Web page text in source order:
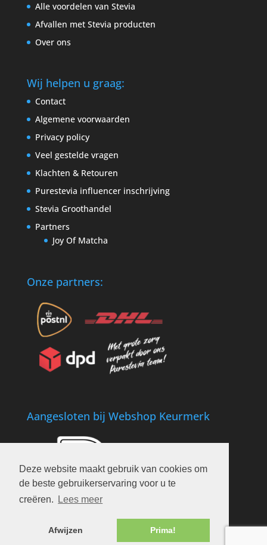
Deze website maakt gebruik van cookies om
de beste gebruikerservaring voor u te
creëren.
Lees meer
Afwijzen Prima!
Alle voordelen van Stevia
Afvallen met Stevia producten
Over ons
Wij helpen u graag:
Contact
Algemene voorwaarden
Privacy policy
Veel gestelde vragen
Klachten & Retouren
Purestevia influencer inschrijving
Stevia Groothandel
Partners
Joy Of Matcha
Onze partners:
Aangesloten bij Webshop Keurmerk